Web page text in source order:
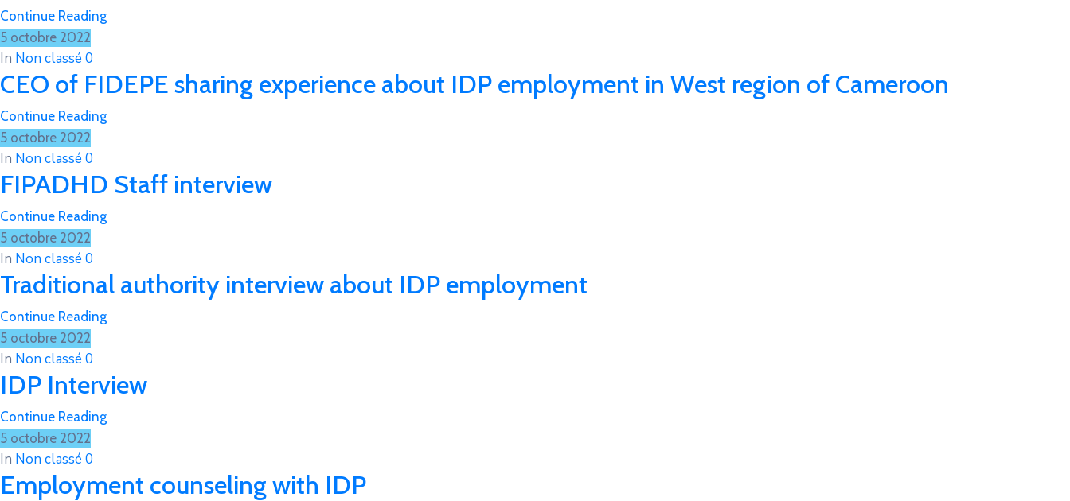
Continue Reading
5 octobre 2022
In Non classé 0
CEO of FIDEPE sharing experience about IDP employment in West region of Cameroon
Continue Reading
5 octobre 2022
In Non classé 0
FIPADHD Staff interview
Continue Reading
5 octobre 2022
In Non classé 0
Traditional authority interview about IDP employment
Continue Reading
5 octobre 2022
In Non classé 0
IDP Interview
Continue Reading
5 octobre 2022
In Non classé 0
Employment counseling with IDP